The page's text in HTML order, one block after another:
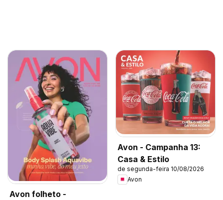
Avon folheto -
Avon - Campanha 13:
Casa & Estilo
de segunda-feira 10/08/2026
Avon